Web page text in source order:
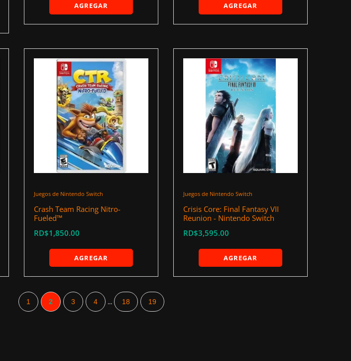
AGREGAR AGREGAR
Juegos de Nintendo Switch
Crash Team Racing Nitro-
Fueled™
RD$1,850.00
AGREGAR
Juegos de Nintendo Switch
Crisis Core: Final Fantasy VII
Reunion - Nintendo Switch
RD$3,595.00
AGREGAR
1 2 3 4 ... 18 19